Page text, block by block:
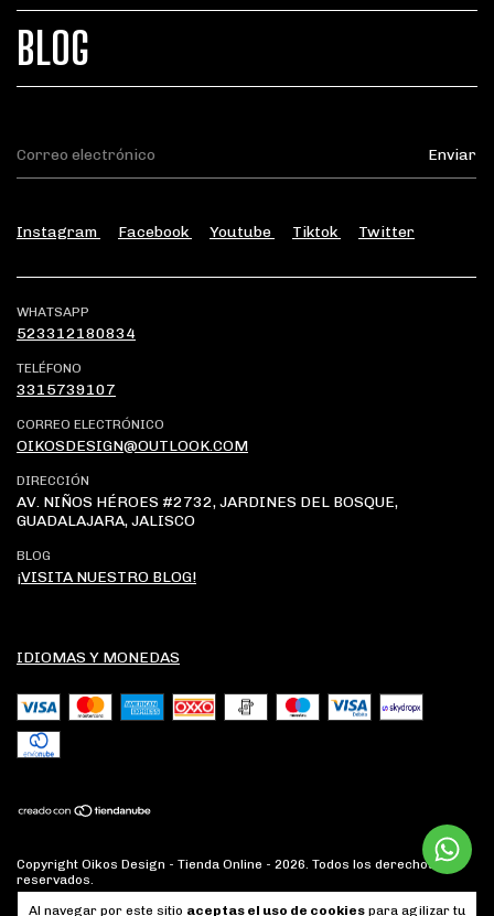
Al navegar por este sitio aceptas el uso de cookies para agilizar tu
BLOG
Instagram Facebook Youtube Tiktok Twitter
WHATSAPP
523312180834
TELÉFONO
3315739107
CORREO ELECTRÓNICO
OIKOSDESIGN@OUTLOOK.COM
DIRECCIÓN
AV. NIÑOS HÉROES #2732, JARDINES DEL BOSQUE,
GUADALAJARA, JALISCO
BLOG
¡VISITA NUESTRO BLOG!
IDIOMAS Y MONEDAS
Copyright Oikos Design - Tienda Online - 2026. Todos los derechos
reservados.